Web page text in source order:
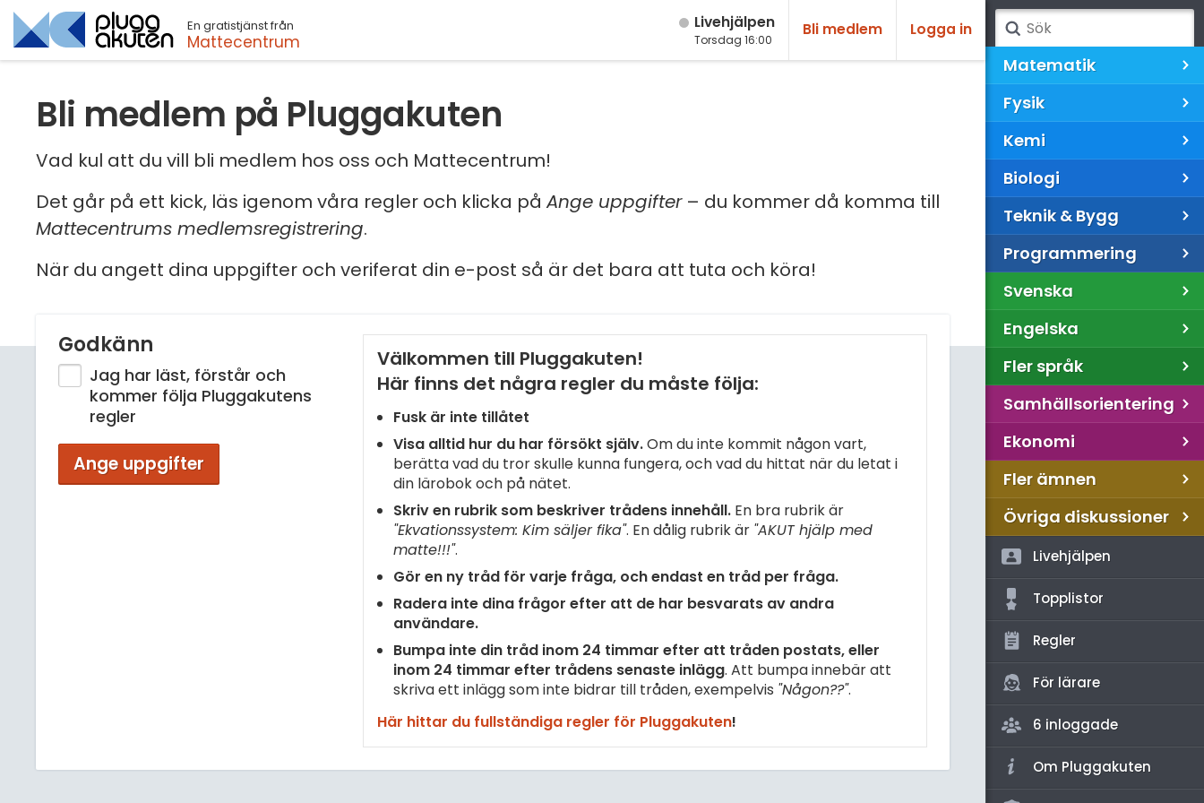
En gratistjänst från
Mattecentrum
Live­hjälpen
Torsdag 16:00
Bli medlem Logga in
Bli medlem på Pluggakuten
Vad kul att du vill bli medlem hos oss och Mattecentrum!
Det går på ett kick, läs igenom våra regler och klicka påAnge uppgifter– du kommer då komma till
Mattecentrums medlemsregistrering.
När du angett dina uppgifter och veriferat din e-post så är det bara att tuta och köra!
Godkänn
Jag har läst, förstår och
kommer följa Pluggakutens
regler
Ange uppgifter
Välkommen till Pluggakuten!
Här finns det några regler du måste följa:
Fusk är inte tillåtet
Visa alltid hur du har försökt själv.Om du inte kommit någon vart,
berätta vad du tror skulle kunna fungera, och vad du hittat när du letat i
din lärobok och på nätet.
Skriv en rubrik som beskriver trådens innehåll. En bra rubrik är
"Ekvationssystem: Kim säljer fika". En dålig rubrik är "AKUT hjälp med
matte!!!".
Gör en ny tråd för varje fråga, och endast en tråd per fråga.
Radera inte dina frågor efter att de har besvarats av andra
användare.
Bumpa inte din tråd inom 24 timmar efter att tråden postats, eller
inom 24 timmar efter trådens senaste inlägg. Att bumpa innebär att
skriva ett inlägg som inte bidrar till tråden, exempelvis "Någon??".
Här hittar du fullständiga regler för Pluggakuten!
Sök
Matematik
Fysik
Kemi
Biologi
Teknik & Bygg
Programmering
Svenska
Engelska
Fler språk
Samhällsorientering
Ekonomi
Fler ämnen
Övriga diskussioner
Livehjälpen
Topplistor
Regler
För lärare
6 inloggade
Om Pluggakuten